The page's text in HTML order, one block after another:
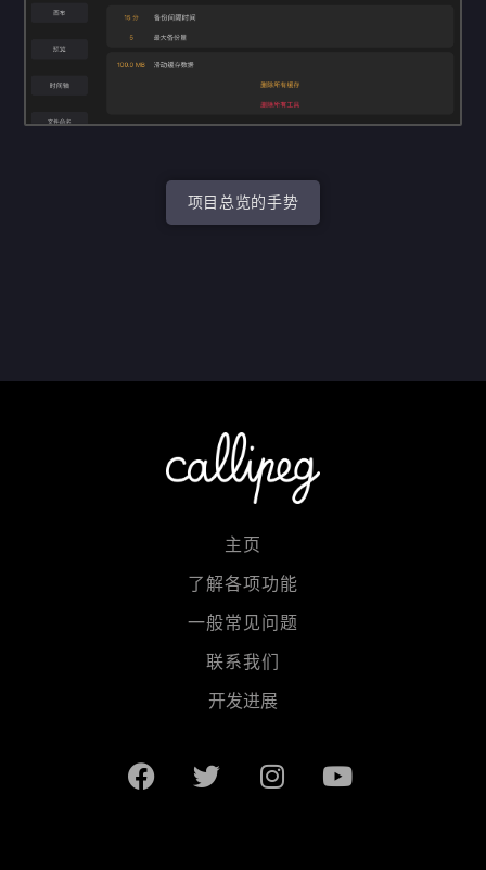
项目总览的手势
主页
了解各项功能
一般常见问题
联系我们
开发进展